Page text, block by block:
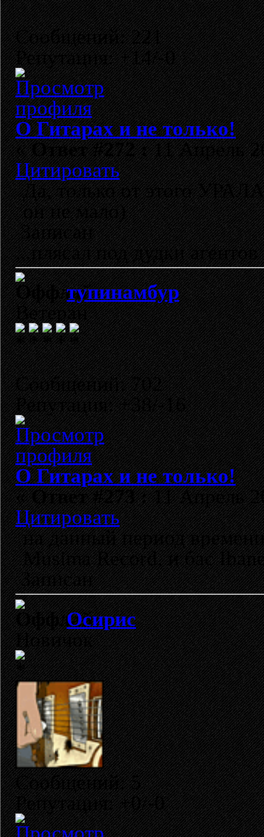
Сообщений: 221
Репутация: +14/-0
О Гитарах и не только!
«Ответ #272 :11 Апрель
Цитировать
Да, только от этого
он не мало)
Записан
...плясал под дудки
тупинамбур
Ветеран
Сообщений: 702
Репутация: +38/-16
О Гитарах и не только!
«Ответ #273 :11 Апрель
Цитировать
на данный период
Musima Record, и бас
Записан
Осирис
Новичок
Сообщений: 5
Репутация: +0/-0